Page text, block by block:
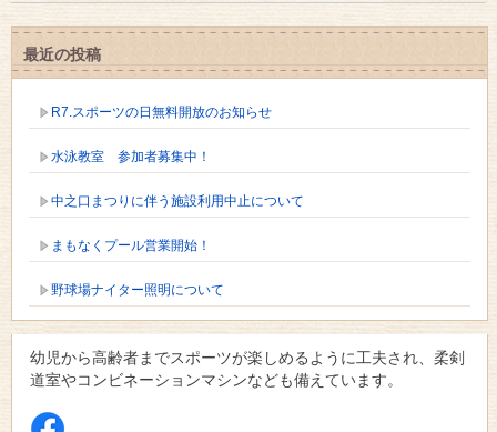
最近の投稿
R7.スポーツの日無料開放のお知らせ
水泳教室 参加者募集中！
中之口まつりに伴う施設利用中止について
まもなくプール営業開始！
野球場ナイター照明について
幼児から高齢者までスポーツが楽しめるように工夫され、柔剣
道室やコンビネーションマシンなども備えています。